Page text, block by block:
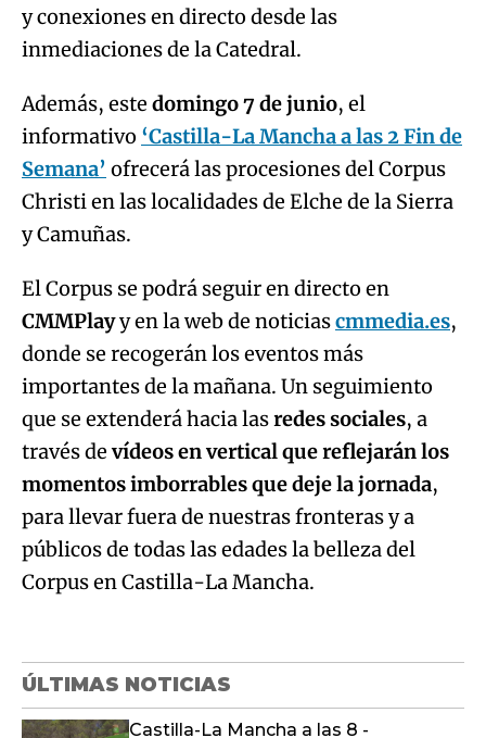
y conexiones en directo desde las
inmediaciones de la Catedral.
Además, este domingo 7 de junio, el
informativo ‘Castilla-La Mancha a las 2 Fin de
Semana’ ofrecerá las procesiones del Corpus
Christi en las localidades de Elche de la Sierra
y Camuñas.
El Corpus se podrá seguir en directo en
CMMPlayy en la web de noticiascmmedia.es,
donde se recogerán los eventos más
importantes de la mañana. Un seguimiento
que se extenderá hacia lasredes sociales, a
través devídeos en vertical que reflejarán los
momentos imborrables que deje la jornada,
para llevar fuera de nuestras fronteras y a
públicos de todas las edades la belleza del
Corpus en Castilla-La Mancha.
ÚLTIMAS NOTICIAS
Castilla-La Mancha a las 8 -